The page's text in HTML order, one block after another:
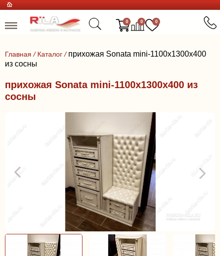
0 0 0
Главная / Каталог / прихожая Sonatа mini-1100x1300x400
из сосны
прихожая Sonatа mini-1100x1300x400 из
сосны